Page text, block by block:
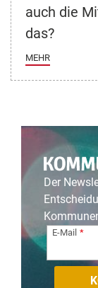
auch die
das?
MEHR
Der
E-Mail